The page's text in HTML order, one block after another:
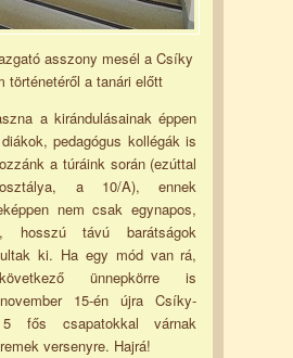
asszony mesél a Csíky
történetéről a tanári előtt
a kirándulásainak éppen
pedagógus kollégák is
a túráink során (ezúttal
a 10/A), ennek
nem csak egynapos,
hosszú távú barátságok
ki. Ha egy mód van rá,
ünnepkörre is
15-én újra Csíky-
fős csapatokkal várnak
versenyre. Hajrá!